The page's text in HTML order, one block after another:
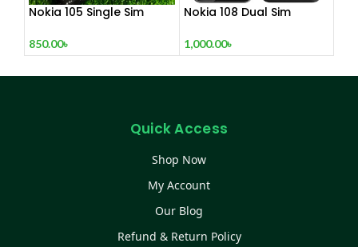
Nokia 105 Single Sim
850.00৳
Nokia 108 Dual Sim
1,000.00৳
Quick Access
Shop Now
My Account
Our Blog
Refund & Return Policy